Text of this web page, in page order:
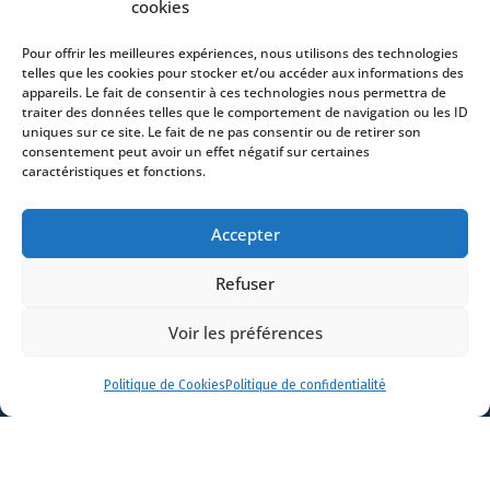
cookies
Pour offrir les meilleures expériences, nous utilisons des technologies
telles que les cookies pour stocker et/ou accéder aux informations des
appareils. Le fait de consentir à ces technologies nous permettra de
traiter des données telles que le comportement de navigation ou les ID
uniques sur ce site. Le fait de ne pas consentir ou de retirer son
consentement peut avoir un effet négatif sur certaines
caractéristiques et fonctions.
Accepter
Refuser
Voir les préférences
Politique de Cookies Politique de confidentialité
Bureaux
Avocats
Actualités
Contact
3 boulevard de Louvain – 13008 Marseille – France –
Catherine – 33000 Bordeaux – France -